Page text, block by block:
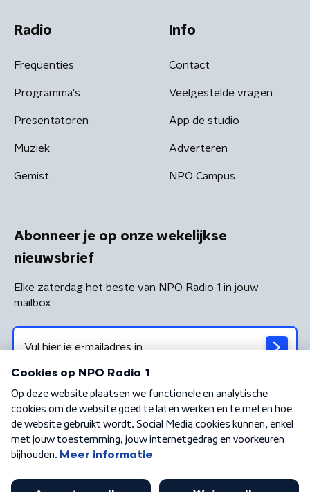
Radio
Frequenties
Programma's
Presentatoren
Muziek
Gemist
Info
Contact
Veelgestelde vragen
App de studio
Adverteren
NPO Campus
Abonneer je op onze wekelijkse
nieuwsbrief
Elke zaterdag het beste van NPO Radio 1 in jouw
mailbox
Algemene voorwaarden